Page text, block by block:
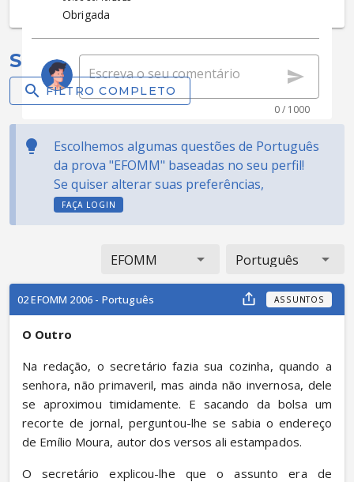
Obrigada
0 / 1000
Selecionadas para você:
FILTRO COMPLETO
Escolhemos algumas questões de Português
da prova "EFOMM" baseadas no seu perfil!
Se quiser alterar suas preferências,
FAÇA LOGIN
EFOMM Português
02 EFOMM 2006 - Português ASSUNTOS
O Outro
Na redação, o secretário fazia sua cozinha, quando a
senhora, não primaveril, mas ainda não invernosa, dele
se aproximou timidamente. E sacando da bolsa um
recorte de jornal, perguntou-lhe se sabia o endereço
de Emílio Moura, autor dos versos ali estampados.
O secretário explicou-lhe que o assunto era de